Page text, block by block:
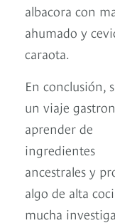
albacora con
ahumado y
caraota.
En conclusión,
un viaje
aprender de
ingredientes
ancestrales y
algo de alta
mucha